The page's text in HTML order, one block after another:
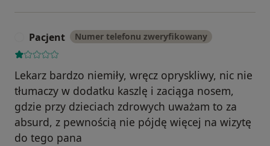
Pacjent Numer telefonu zweryfikowany
Lekarz bardzo niemiły, wręcz opryskliwy, nic nie
tłumaczy w dodatku kaszlę i zaciąga nosem,
gdzie przy dzieciach zdrowych uważam to za
absurd, z pewnością nie pójdę więcej na wizytę
do tego pana